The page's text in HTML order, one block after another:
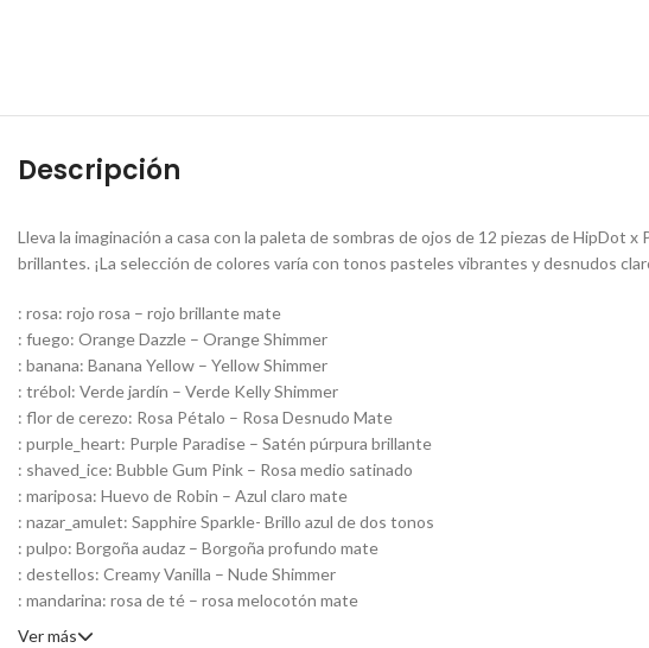
Descripción
Lleva la imaginación a casa con la paleta de sombras de ojos de 12 piezas de HipDot
brillantes. ¡La selección de colores varía con tonos pasteles vibrantes y desnudos
: rosa: rojo rosa – rojo brillante mate
: fuego: Orange Dazzle – Orange Shimmer
: banana: Banana Yellow – Yellow Shimmer
: trébol: Verde jardín – Verde Kelly Shimmer
: flor de cerezo: Rosa Pétalo – Rosa Desnudo Mate
: purple_heart: Purple Paradise – Satén púrpura brillante
: shaved_ice: Bubble Gum Pink – Rosa medio satinado
: mariposa: Huevo de Robin – Azul claro mate
: nazar_amulet: Sapphire Sparkle- Brillo azul de dos tonos
: pulpo: Borgoña audaz – Borgoña profundo mate
: destellos: Creamy Vanilla – Nude Shimmer
: mandarina: rosa de té – rosa melocotón mate
Ver más